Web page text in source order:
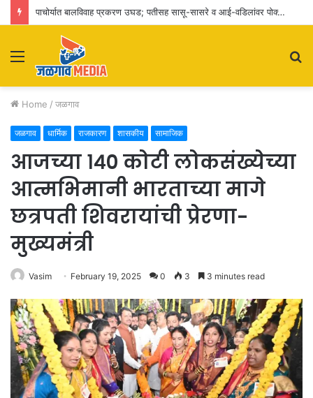
पाचोर्यात बालविवाह प्रकरण उघड; पतीसह सासू-सासरे व आई-वडिलांवर पोक्सोचा गुन्हा
Menu
Home / जळगाव
जळगाव धार्मिक राजकारण शासकीय सामाजिक
आजच्या १४० कोटी लोकसंख्येच्या
आत्मभिमानी भारताच्या मागे
छत्रपती शिवरायांची प्रेरणा-
मुख्यमंत्री
Vasim February 19, 2025 0 3 3 minutes read